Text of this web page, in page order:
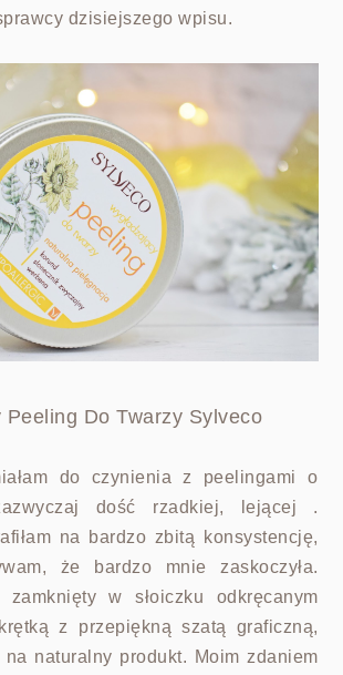
dzisiejszego wpisu.
Peeling Do Twarzy Sylveco
do czynienia z peelingami o
dość rzadkiej, lejącej .
na bardzo zbitą konsystencję,
że bardzo mnie zaskoczyła.
zamknięty w słoiczku odkręcanym
z przepiękną szatą graficzną,
na naturalny produkt. Moim zdaniem